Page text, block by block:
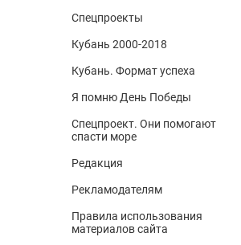
Спецпроекты
Кубань 2000-2018
Кубань. Формат успеха
Я помню День Победы
Спецпроект. Они помогают
спасти море
Редакция
Рекламодателям
Правила использования
материалов сайта